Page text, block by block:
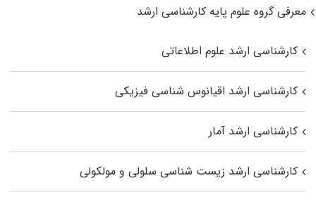
معرفی گروه علوم پایه کارشناسی ارشد
کارشناسی ارشد علوم اطلاعاتی
کارشناسی ارشد اقیانوس‌ شناسی فیزیکی
کارشناسی ارشد آمار
کارشناسی ارشد زیست شناسی سلولی و مولکولی